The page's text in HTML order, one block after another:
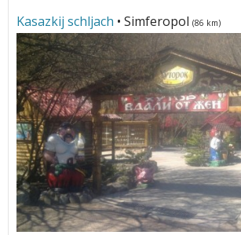
Kasazkij schljach • Simferopol (86 km)